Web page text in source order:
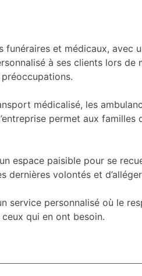
et médicaux, avec
à ses clients lors
médicalisé, les
permet aux
espace paisible pour se
volontés et
service personnalisé où le
qui en ont besoin.